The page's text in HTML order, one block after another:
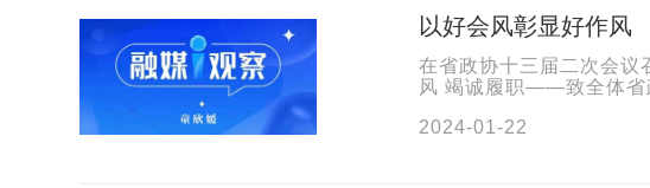
以好会风彰显好作风
在省政协十三届二次会议
风 竭诚履职——致全体省
2024-01-22